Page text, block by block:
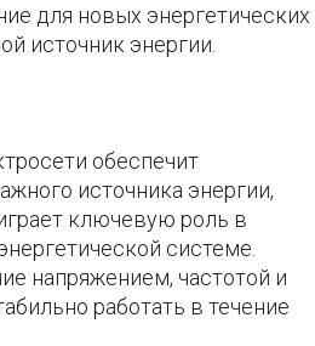
для новых энергетических
источник энергии.
обеспечит
источника энергии,
ключевую роль в
системе.
напряжением, частотой и
работать в течение